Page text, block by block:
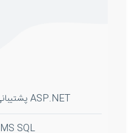
ASP.NET پشتیبانی از تمام نسخه های
MS SQL دیتا بیس